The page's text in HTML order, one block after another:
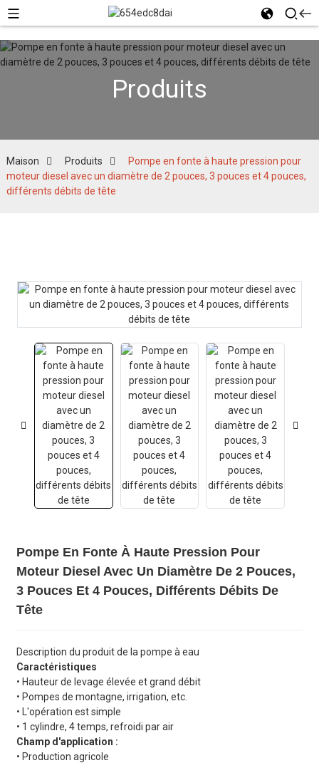
Produits
Maison Produits
Pompe en fonte à haute pression pour
moteur diesel avec un diamètre de 2 pouces, 3 pouces et 4 pouces,
différents débits de tête
Pompe En Fonte À Haute Pression Pour
Moteur Diesel Avec Un Diamètre De 2 Pouces,
3 Pouces Et 4 Pouces, Différents Débits De
Tête
Description du produit de la pompe à eau
Caractéristiques
• Hauteur de levage élevée et grand débit
• Pompes de montagne, irrigation, etc.
• L'opération est simple
• 1 cylindre, 4 temps, refroidi par air
Champ d'application :
• Production agricole